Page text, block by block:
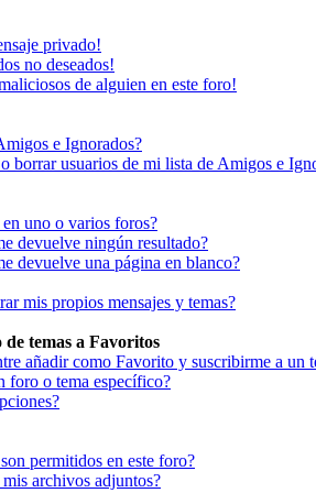
privado!
no deseados!
de alguien en este foro!
e Ignorados?
borrar usuarios de mi lista de Amigos e
uno o varios foros?
devuelve ningún resultado?
devuelve una página en blanco?
mis propios mensajes y temas?
temas a Favoritos
añadir como Favorito y suscribirme a un
foro o tema específico?
permitidos en este foro?
archivos adjuntos?